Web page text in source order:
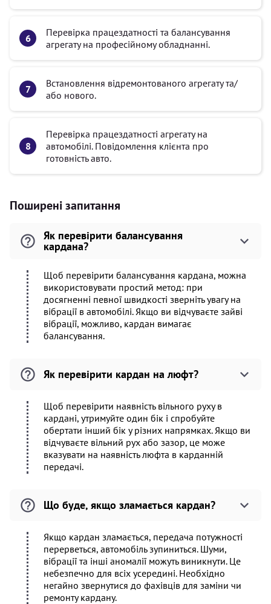
Перевірка працездатності та балансування
агрегату на професійному обладнанні.
Встановлення відремонтованого агрегату та/
або нового.
Перевірка працездатності агрегату на
автомобілі. Повідомлення клієнта про
готовність авто.
Поширені запитання
Як перевірити балансування
кардана?
Щоб перевірити балансування кардана, можна
використовувати простий метод: при
досягненні певної швидкості зверніть увагу на
вібрації в автомобілі. Якщо ви відчуваєте зайві
вібрації, можливо, кардан вимагає
балансування.
Як перевірити кардан на люфт?
Щоб перевірити наявність вільного руху в
кардані, утримуйте один бік і спробуйте
обертати інший бік у різних напрямках. Якщо ви
відчуваєте вільний рух або зазор, це може
вказувати на наявність люфта в карданній
передачі.
Що буде, якщо зламається кардан?
Якщо кардан зламається, передача потужності
перерветься, автомобіль зупиниться. Шуми,
вібрації та інші аномалії можуть виникнути. Це
небезпечно для всіх усередині. Необхідно
негайно звернутися до фахівців для заміни чи
ремонту кардану.